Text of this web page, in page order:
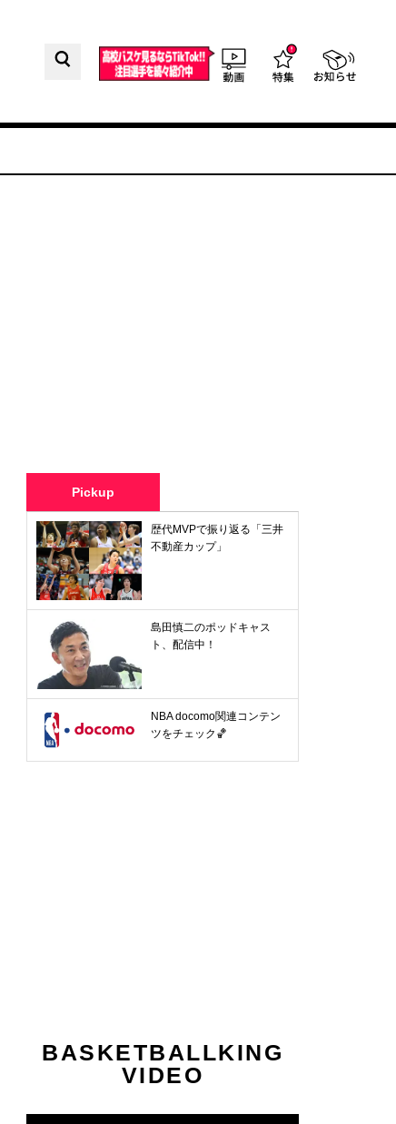
Pickup
歴代MVPで振り返る「三井
不動産カップ」
島田慎二のポッドキャス
ト、配信中！
NBA docomo関連コンテン
ツをチェック🏀
BASKETBALLKING
VIDEO